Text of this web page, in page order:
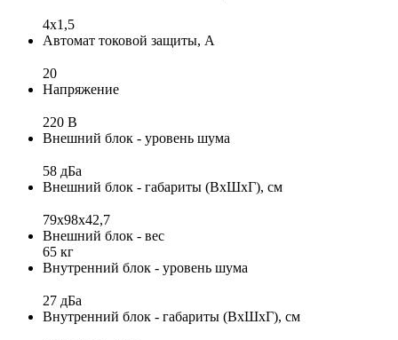
4х1,5
Автомат токовой защиты, А
20
Напряжение
220 В
Внешний блок - уровень шума
58 дБа
Внешний блок - габариты (ВхШхГ), см
79х98х42,7
Внешний блок - вес
65 кг
Внутренний блок - уровень шума
27 дБа
Внутренний блок - габариты (ВхШхГ), см